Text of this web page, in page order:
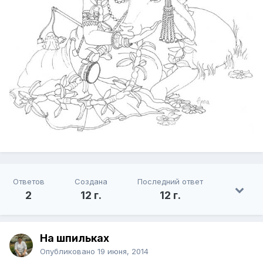
Ответов
2
Создана
12 г.
Последний ответ
12 г.
На шпильках
Опубликовано 19 июня, 2014